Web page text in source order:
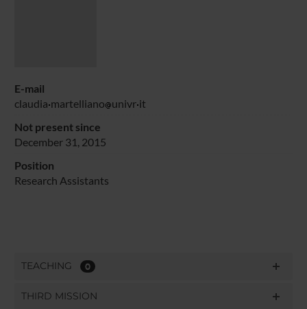
E-mail
claudia martelliano univr it
Not present since
December 31, 2015
Position
Research Assistants
TEACHING 0
THIRD MISSION